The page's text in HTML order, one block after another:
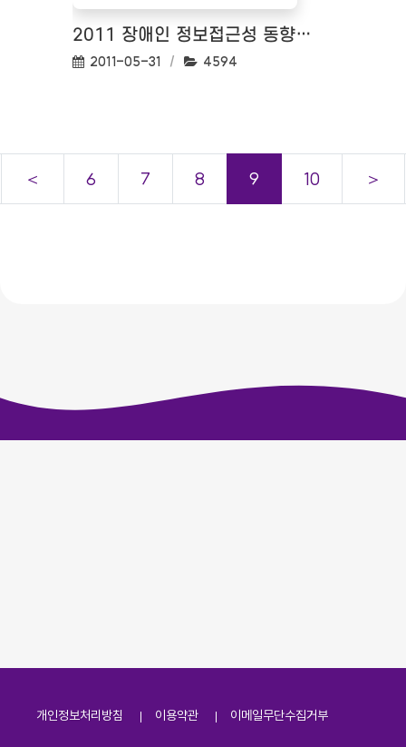
2011 장애인 정보접근성 동향 세미나 <2011.05.12>
작성일:
2011-05-31 조회수:
4594
＜ 6 7 8 9 10 ＞
개인정보처리방침 이용약관 이메일무단수집거부